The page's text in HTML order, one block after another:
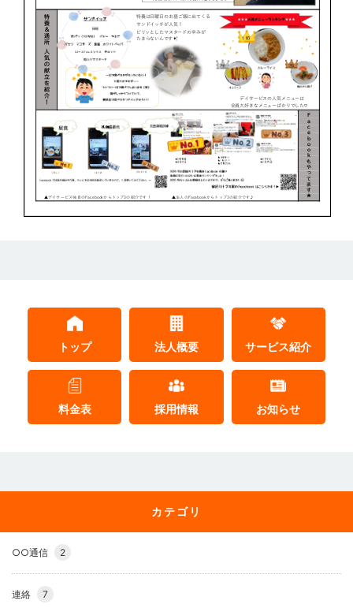
トップ 法人概要 サービス紹介
料金表 採用情報 お知らせ
カテゴリ
○○通信 2
連絡 7